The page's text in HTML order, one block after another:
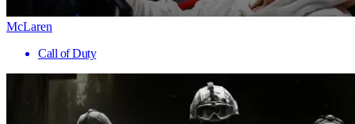
McLaren
Call of Duty